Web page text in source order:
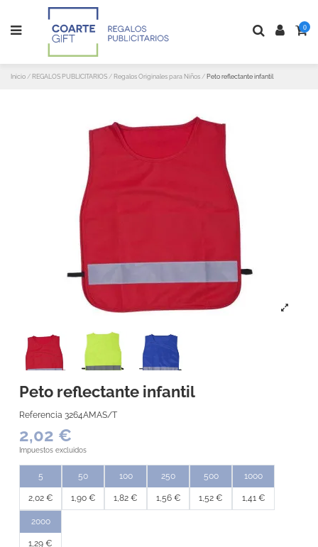
0
Inicio REGALOS PUBLICITARIOS Regalos Originales para Niños Peto reflectante infantil
Peto reflectante infantil
Referencia 3264AMAS/T
2,02 €
Impuestos excluidos
5
2,02 €
50
1,90 €
100
1,82 €
250
1,56 €
500
1,52 €
1000
1,41 €
2000
1,29 €